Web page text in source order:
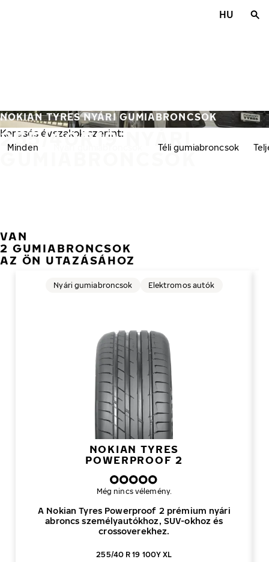
HU
255/40R19 NYÁRI
GUMIABRONCSOK
NOKIAN TYRES NYÁRI GUMIABRONCSOK
Keresés évszakok szerint:
Minden Téli gumiabroncsok
VAN
2 GUMIABRONCSOK
AZ ÖN UTAZÁSÁHOZ
NOKIAN TYRES
POWERPROOF 2
A Nokian Tyres Powerproof 2 prémium nyári
abroncs személyautókhoz, SUV-okhoz és
crossoverekhez.
Nyári gumiabroncsok Elektromos autók
Még nincs vélemény.
255/40 R 19 100Y XL